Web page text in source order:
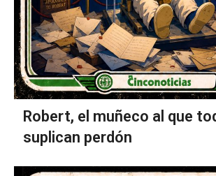
Robert, el muñeco al que
suplican perdón